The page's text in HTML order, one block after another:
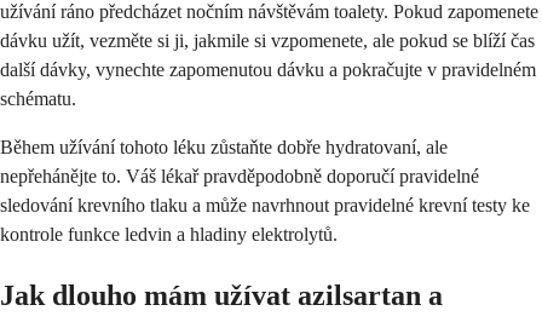
užívání ráno předcházet nočním návštěvám toalety. Pokud zapomenete
dávku užít, vezměte si ji, jakmile si vzpomenete, ale pokud se blíží čas
další dávky, vynechte zapomenutou dávku a pokračujte v pravidelném
schématu.
Během užívání tohoto léku zůstaňte dobře hydratovaní, ale
nepřehánějte to. Váš lékař pravděpodobně doporučí pravidelné
sledování krevního tlaku a může navrhnout pravidelné krevní testy ke
kontrole funkce ledvin a hladiny elektrolytů.
Jak dlouho mám užívat azilsartan a